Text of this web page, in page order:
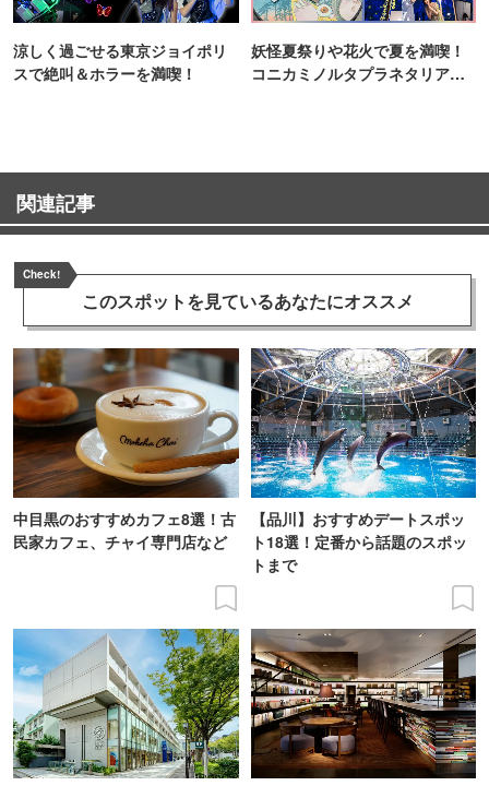
涼しく過ごせる東京ジョイポリ
スで絶叫＆ホラーを満喫！
妖怪夏祭りや花火で夏を満喫！
コニカミノルタプラネタリア
関連記事
Check!
このスポットを見ているあなたにオススメ
中目黒のおすすめカフェ8選！古
民家カフェ、チャイ専門店など
【品川】おすすめデートスポッ
ト18選！定番から話題のスポッ
トまで